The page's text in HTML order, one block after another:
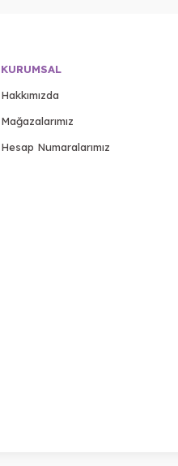
KURUMSAL
Hakkımızda
Mağazalarımız
Hesap Numaralarımız